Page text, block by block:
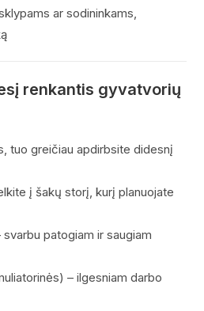
ar sodininkams,
renkantis gyvatvorių
tuo greičiau apdirbsite didesnį
į šakų storį, kurį planuojate
svarbu patogiam ir saugiam
– ilgesniam darbo